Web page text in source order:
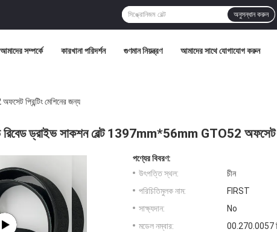
অনুসন্ধান করুন
আমাদের সম্পর্কে কারখানা পরিদর্শন গুণমান নিয়ন্ত্রণ আমাদের সাথে যোগাযোগ করুন
প্রিন্টিং মেশিনের জন্য
রিবেড ড্রাইভ সাকশন বেল্ট 1397mm*56mm GTO52 অফসেট
পণ্যের বিবরণ:
উৎপত্তি স্থল:
চীন
পরিচিতিমুলক নাম:
FIRST
সাক্ষ্যদান:
No
মডেল নম্বার:
00.270.0057